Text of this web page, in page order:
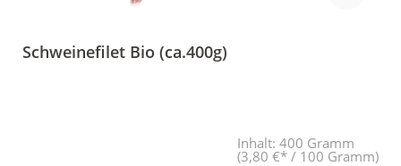
Schweinefilet Bio (ca.400g)
Inhalt: 400 Gramm
(3,80 €* / 100 Gramm)